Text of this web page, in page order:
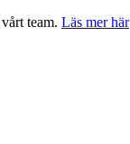
team. Läs mer här